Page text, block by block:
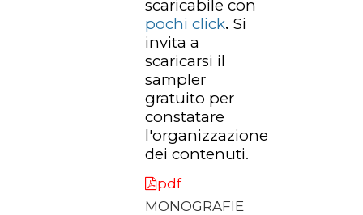
scaricabile con
pochi click. Si
invita a
scaricarsi il
sampler
gratuito per
constatare
l'organizzazione
dei contenuti.
pdf
MONOGRAFIE